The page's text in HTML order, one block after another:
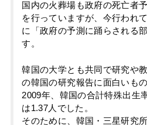
国内の火葬場も政府の死亡者
を行っていますが、今行われ
に「政府の予測に踊らされる
す。
韓国の大学とも共同で研究や
の韓国の研究報告に面白いも
2009年、韓国の合計特殊出生
は1.37人でした。
そのために、韓国・三星研究